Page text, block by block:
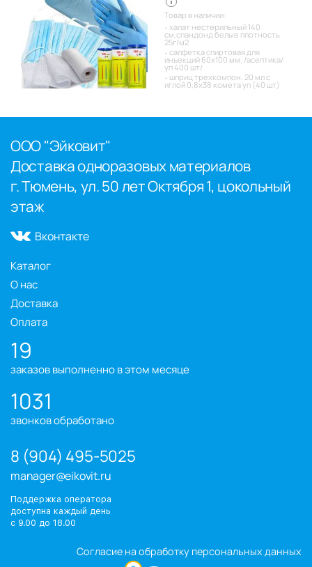
Товар в наличии:
халат нестерильный 140
см,спандонд белые плотность
25г/м2
салфетка спиртовая для
инъекций 60х100 мм. /асептика/
уп 400 шт/
шприц трехкомпон. 20 мл с
иглой 0,8х38 комета уп (40 шт)
ООО "Эйковит"
Доставка одноразовых материалов
г. Тюмень, ул. 50 лет Октября 1, цокольный
этаж
Вконтакте
Каталог
О нас
Доставка
Оплата
19
заказов выполненно в этом месяце
1031
звонков обработано
8 (904) 495-5025
manager@eikovit.ru
Поддержка оператора
доступна каждый день
с 9.00 до 18.00
Согласие на обработку персональных данных